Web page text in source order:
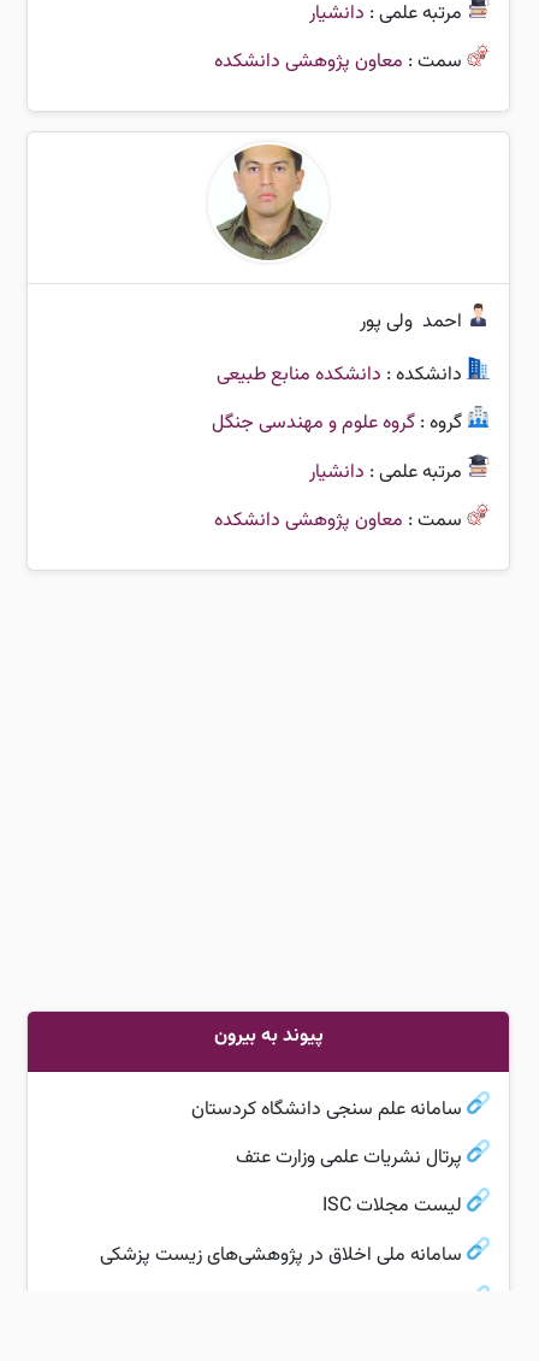
مرتبه علمی : دانشیار
سمت : معاون پژوهشی دانشکده
احمد ولی پور
دانشکده : دانشکده منابع طبیعی
گروه :گروه علوم و مهندسی جنگل
مرتبه علمی : دانشیار
سمت : معاون پژوهشی دانشکده
پیوند به بیرون
سامانه علم سنجی دانشگاه کردستان
پرتال نشریات علمی وزارت عتف
لیست مجلات ISC
سامانه ملی اخلاق در پژوهشی‌های زیست پزشکی